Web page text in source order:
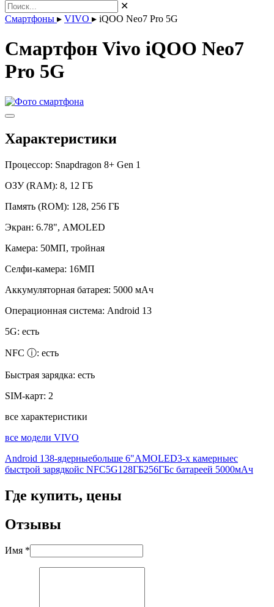
✕
Смартфоны ▸ VIVO ▸ iQOO Neo7 Pro 5G
Смартфон Vivo iQOO Neo7
Pro 5G
Характеристики
Процессор: Snapdragon 8+ Gen 1
ОЗУ (RAM): 8, 12 ГБ
Память (ROM): 128, 256 ГБ
Экран: 6.78", AMOLED
Камера: 50МП, тройная
Селфи-камера: 16МП
Аккумуляторная батарея: 5000 мАч
Операционная система: Android 13
5G: есть
NFC ⓘ: есть
Быстрая зарядка: есть
SIM-карт: 2
все характеристики
все модели VIVO
Android 138-ядерныебольше 6"AMOLED3-х камерныес
быстрой зарядкойс NFC5G128ГБ256ГБс батареей 5000мАч
Где купить, цены
Отзывы
Имя *